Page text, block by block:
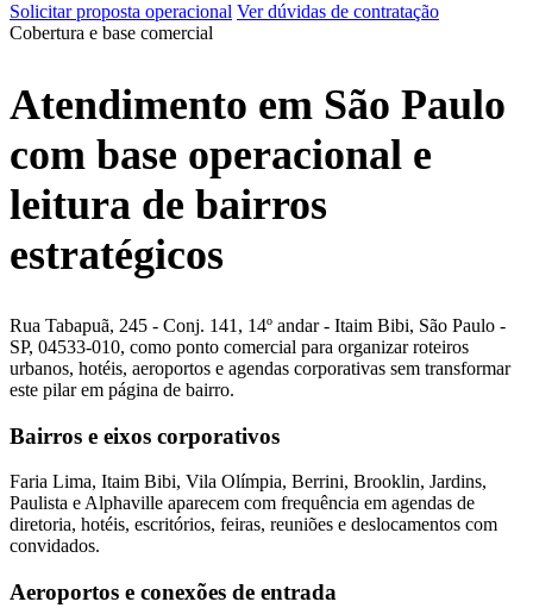
Solicitar proposta operacional Ver dúvidas de contratação
Cobertura e base comercial
Atendimento em São Paulo
com base operacional e
leitura de bairros
estratégicos
Rua Tabapuã, 245 - Conj. 141, 14º andar - Itaim Bibi, São Paulo -
SP, 04533-010, como ponto comercial para organizar roteiros
urbanos, hotéis, aeroportos e agendas corporativas sem transformar
este pilar em página de bairro.
Bairros e eixos corporativos
Faria Lima, Itaim Bibi, Vila Olímpia, Berrini, Brooklin, Jardins,
Paulista e Alphaville aparecem com frequência em agendas de
diretoria, hotéis, escritórios, feiras, reuniões e deslocamentos com
convidados.
Aeroportos e conexões de entrada